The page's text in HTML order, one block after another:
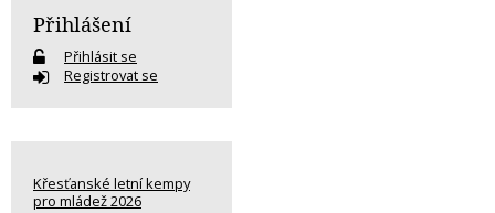
Přihlášení
Přihlásit se
Registrovat se
Křesťanské letní kempy
pro mládež 2026